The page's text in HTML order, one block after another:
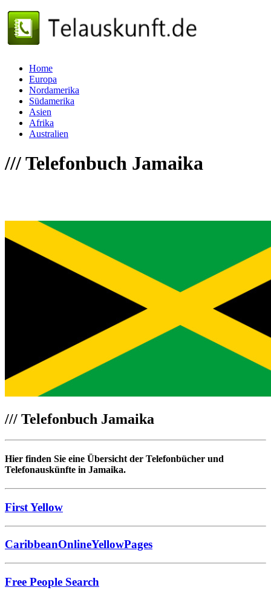
Home
Europa
Nordamerika
Südamerika
Asien
Afrika
Australien
///Telefonbuch Jamaika
/// Telefonbuch Jamaika
Hier finden Sie eine Übersicht der Telefonbücher und
Telefonauskünfte in Jamaika.
First Yellow
CaribbeanOnlineYellowPages
Free People Search